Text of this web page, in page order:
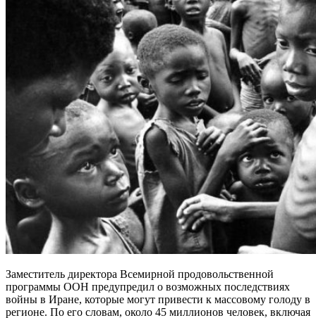
Заместитель директора Всемирной продовольственной
программы ООН предупредил о возможных последствиях
войны в Иране, которые могут привести к массовому голоду в
регионе. По его словам, около 45 миллионов человек, включая